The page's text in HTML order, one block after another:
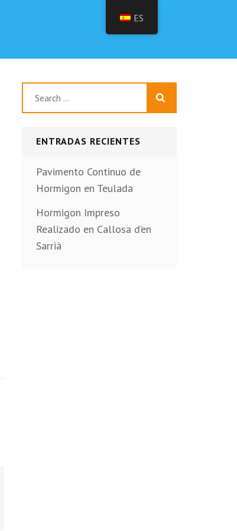
ENTRADAS RECIENTES
Pavimento Continuo de
Hormigon en Teulada
Hormigon Impreso
Realizado en Callosa d’en
Sarrià
ES